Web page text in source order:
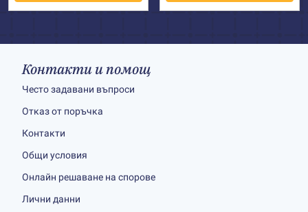
Контакти и помощ
Често задавани въпроси
Отказ от поръчка
Контакти
Общи условия
Онлайн решаване на спорове
Лични данни